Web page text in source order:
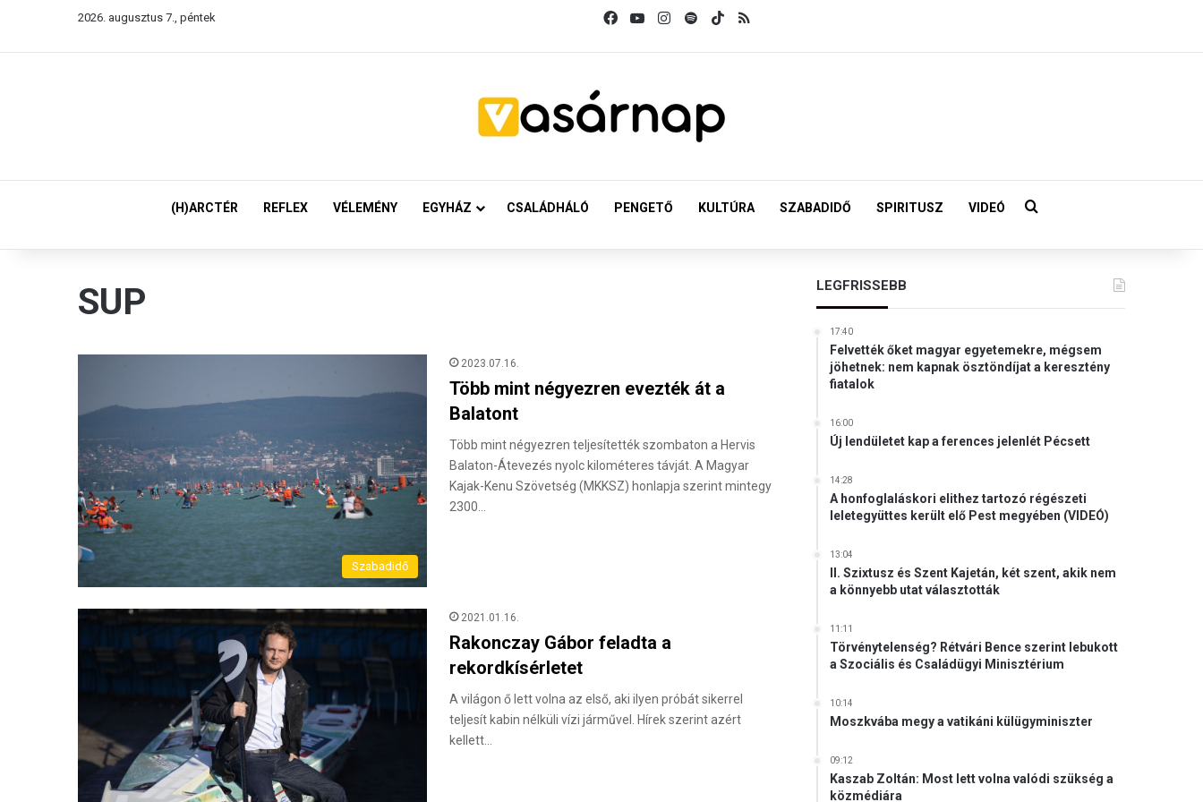
2026. augusztus 7., péntek FacebookYouTubeInstagram
SpotifyTikTok
(H)ARCTÉR REFLEX VÉLEMÉNY EGYHÁZ CSALÁDHÁLÓ PENGETŐ KULTÚRA SZABADIDŐ SPIRITUSZ VIDEÓ Keresés:
SUP
Szabadidő
2023.07.16.
Több mint négyezren evezték át a
Balatont
Több mint négyezren teljesítették szombaton a Hervis
Balaton-Átevezés nyolc kilométeres távját. A Magyar
Kajak-Kenu Szövetség (MKKSZ) honlapja szerint mintegy
2300…
2021.01.16.
Rakonczay Gábor feladta a
rekordkísérletet
A világon ő lett volna az első, aki ilyen próbát sikerrel
teljesít kabin nélküli vízi járművel. Hírek szerint azért
kellett…
LEGFRISSEBB
17:40
Felvették őket magyar egyetemekre, mégsem
jöhetnek: nem kapnak ösztöndíjat a keresztény
fiatalok
16:00
Új lendületet kap a ferences jelenlét Pécsett
14:28
A honfoglaláskori elithez tartozó régészeti
leletegyüttes került elő Pest megyében (VIDEÓ)
13:04
II. Szixtusz és Szent Kajetán, két szent, akik nem
a könnyebb utat választották
11:11
Törvénytelenség? Rétvári Bence szerint lebukott
a Szociális és Családügyi Minisztérium
10:14
Moszkvába megy a vatikáni külügyminiszter
09:12
Kaszab Zoltán: Most lett volna valódi szükség a
közmédiára